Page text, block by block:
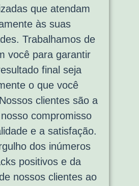
que atendam
às suas
Trabalhamos de
você para garantir
final seja
o que você
clientes são a
compromisso
e a satisfação.
dos inúmeros
positivos e da
nossos clientes ao